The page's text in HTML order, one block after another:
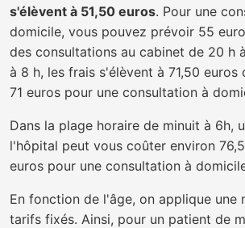
s'élèvent à 51,50 euros. Pour une
domicile, vous pouvez prévoir 55
des consultations au cabinet de 20 h
à 8 h, les frais s'élèvent à 71,50
71 euros pour une consultation à
Dans la plage horaire de minuit à 6h,
l'hôpital peut vous coûter environ
euros pour une consultation à
En fonction de l'âge, on applique une
tarifs fixés. Ainsi, pour un patient de